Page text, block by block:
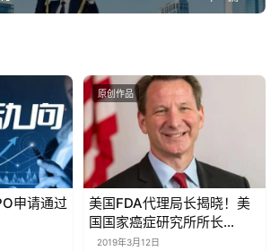
申请通过
原创作品
美国FDA代理局长揭晓！美
国国家癌症研究所所长
Norman Sharpless医学博
2019年3月12日